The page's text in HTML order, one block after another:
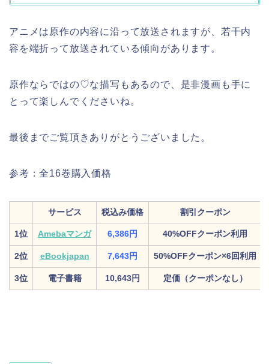
アニメは原作の内容に沿って放送されますが、若干内
容を端折って放送されている傾向があります。
原作ならではの♡な描写もあるので、是非漫画も手に
とって楽しんでくださいね。
最後までご覧頂きありがとうございました。
参考：全16巻購入価格
サービス 税込み価格 割引クーポン
1位 Amebaマンガ 6,386円 40%OFFクーポン利用
2位 eBookjapan 7,643円 50%OFFクーポン×6回利用
3位 電子書籍 10,643円 定価（クーポンなし）